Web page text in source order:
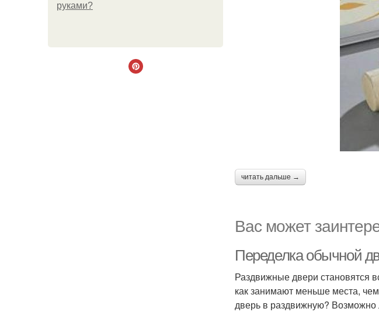
руками?
читать дальше →
Вас может
Переделка обычной
Раздвижные двери становятся
как занимают меньше места,
дверь в раздвижную? Возможно